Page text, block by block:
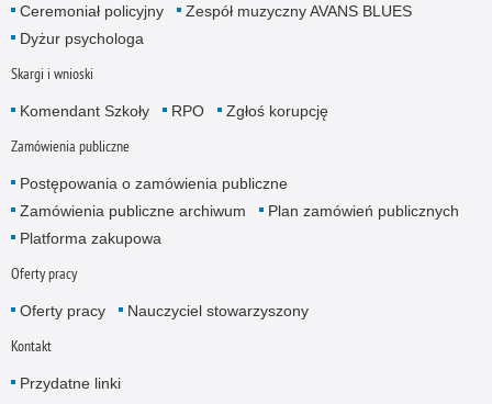
Ceremoniał policyjny
Zespół muzyczny AVANS BLUES
Dyżur psychologa
Skargi i wnioski
Komendant Szkoły RPO Zgłoś korupcję
Zamówienia publiczne
Postępowania o zamówienia publiczne
Zamówienia publiczne archiwum
Plan zamówień publicznych
Platforma zakupowa
Oferty pracy
Oferty pracy Nauczyciel stowarzyszony
Kontakt
Przydatne linki